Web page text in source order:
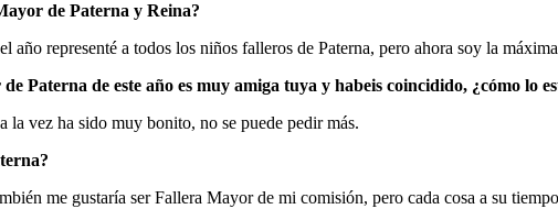
de Paterna y Reina?
año representé a todos los niños falleros de Paterna, pero ahora soy la
Paterna de este año es muy amiga tuya y habeis coincidido, ¿cómo lo
la vez ha sido muy bonito, no se puede pedir más.
me gustaría ser Fallera Mayor de mi comisión, pero cada cosa a su